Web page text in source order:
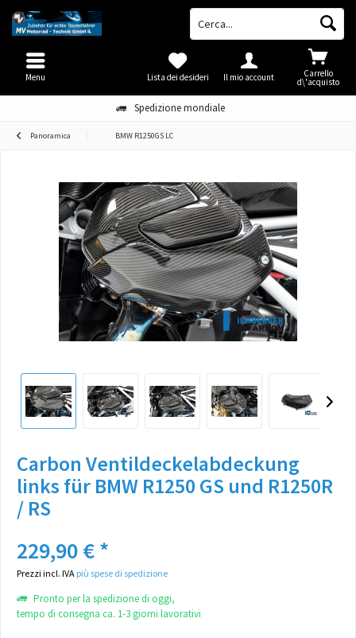
Spedizione mondiale
Carrello
d\'acquisto
Lista dei desideri Il mio account
Menu
Panoramica BMW R1250GS LC
Carbon Ventildeckelabdeckung
links für BMW R1250 GS und R1250R
/ RS
229,90 € *
Prezzi incl. IVA più spese di spedizione
Pronto per la spedizione di oggi,
tempo di consegna ca. 1-3 giorni lavorativi